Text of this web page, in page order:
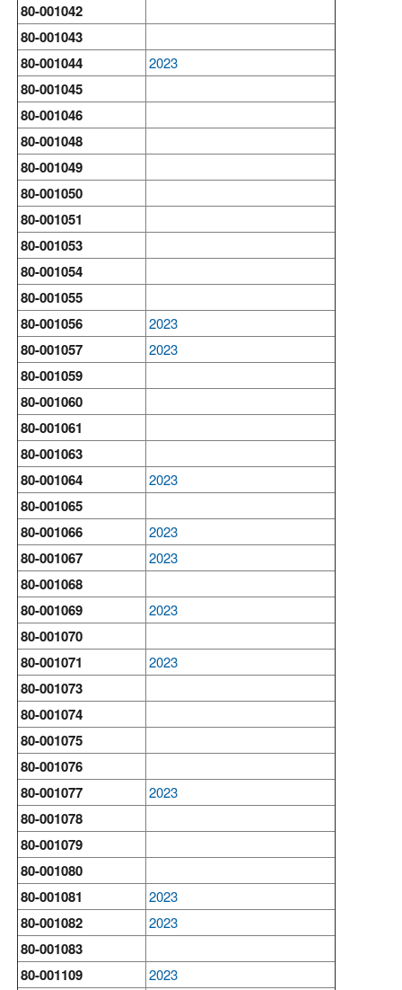
80-001042
80-001043
80-001044
2023
80-001045
80-001046
80-001048
80-001049
80-001050
80-001051
80-001053
80-001054
80-001055
80-001056
2023
80-001057 2023
80-001059
80-001060
80-001061
80-001063
80-001064
2023
80-001065
80-001066
2023
80-001067 2023
80-001068
80-001069
2023
80-001070
80-001071
2023
80-001073
80-001074
80-001075
80-001076
80-001077
2023
80-001078
80-001079
80-001080
80-001081
2023
80-001082 2023
80-001083
80-001109
2023